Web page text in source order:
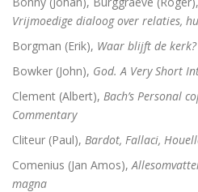
De omweg
Alkibiades
De schepping van de wereld
Inclusieve
Vrijmoedige dialoog over relaties,
Borgman (Erik), Waar blijft de kerk?
Bowker (John), God. A Very Short
Clement (Albert), Bach’s Personal
Commentary
Cliteur (Paul), Bardot, Fallaci,
Comenius (Jan Amos),
magna